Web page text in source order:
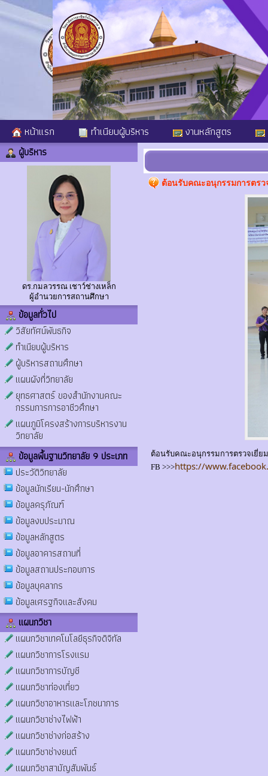
หน้าแรก ทำเนียบผู้บริหาร งานหลักสูตร
ผู้บริหาร
ดร.กมลวรรณ เชาว์ช่างเหล็ก
ผู้อำนวยการสถานศึกษา
ข้อมูลทั่วไป
วิสัยทัศน์พันธกิจ
ทำเนียบผู้บริหาร
ผู้บริหารสถานศึกษา
แผนผังที่วิทยาลัย
ยุทธศาสตร์ ของสำนักงานคณะ
กรรมการการอาชีวศึกษา
แผนภูมิโครงสร้างการบริหารงาน
วิทยาลัย
ข้อมูลพื้นฐานวิทยาลัย 9 ประเภท
ประวัติวิทยาลัย
ข้อมูลนักเรียน-นักศึกษา
ข้อมูลครุภัณฑ์
ข้อมูลงบประมาณ
ข้อมูลหลักสูตร
ข้อมูลอาคารสถานที่
ข้อมูลสถานประกอบการ
ข้อมูลบุคลากร
ข้อมูลเศรฐกิจและสังคม
แผนกวิชา
แผนกวิชาเทคโนโลยีธุรกิจดิจิทัล
แผนกวิชาการโรงแรม
แผนกวิชาการบัญชี
แผนกวิชาท่องเที่ยว
แผนกวิชาอาหารและโภชนาการ
แผนกวิชาช่างไฟฟ้า
แผนกวิชาช่างก่อสร้าง
แผนกวิชาช่างยนต์
แผนกวิชาสามัญสัมพันธ์
ต้อนรับคณะอนุกรรมการตรว
ต้อนรับคณะอนุกรรมการตรวจเยี่ยม
FB >>>https://